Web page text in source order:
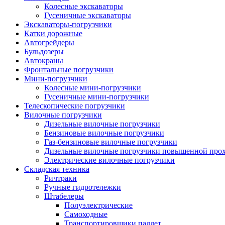
Колесные экскаваторы
Гусеничные экскаваторы
Экскаваторы-погрузчики
Катки дорожные
Автогрейдеры
Бульдозеры
Автокраны
Фронтальные погрузчики
Мини-погрузчики
Колесные мини-погрузчики
Гусеничные мини-погрузчики
Телескопические погрузчики
Вилочные погрузчики
Дизельные вилочные погрузчики
Бензиновые вилочные погрузчики
Газ-бензиновые вилочные погрузчики
Дизельные вилочные погрузчики повышенной
Электрические вилочные погрузчики
Складская техника
Ричтраки
Ручные гидротележки
Штабелеры
Полуэлектрические
Самоходные
Транспортировщики паллет